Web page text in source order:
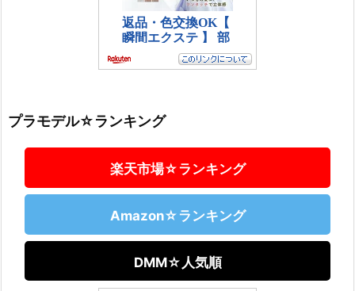
プラモデル☆ランキング
楽天市場☆ランキング
Amazon☆ランキング
DMM☆人気順